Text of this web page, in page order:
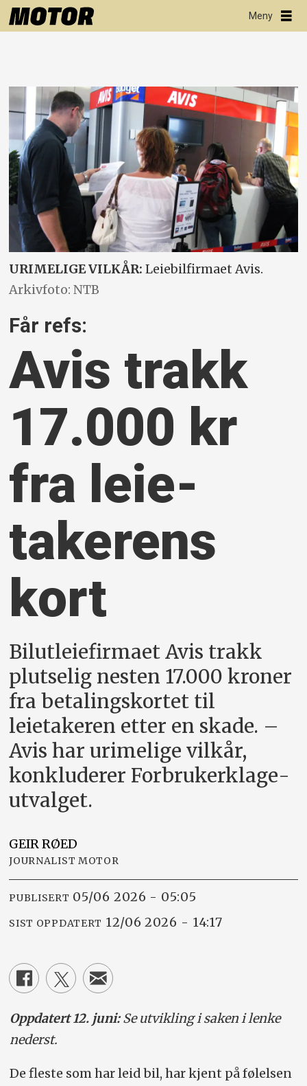
URIMELIGE VILKÅR:Leiebilfirmaet Avis.
Arkivfoto: NTB
Får refs:
Avis trakk
17.000 kr
fra leie­
takerens
kort
Bilutleiefirmaet Avis trakk
plutselig nesten 17.000 kroner
fra betalingskortet til
leietakeren etter en skade. –
Avis har urimelige vilkår,
konkluderer Forbrukerklage­
utvalget.
GEIR RØED
JOURNALIST MOTOR
PUBLISERT 05/06 2026 - 05:05
SIST OPPDATERT 12/06 2026 - 14:17
Oppdatert 12. juni:Se utvikling i saken i lenke
nederst.
De fleste som har leid bil, har kjent på følelsen